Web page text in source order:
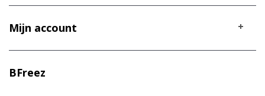
Mijn account
BFreez